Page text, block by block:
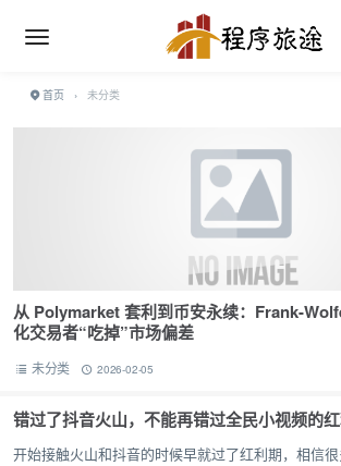
首页 › 未分类
从 Polymarket 套利到币安永续：Frank-
化交易者“吃掉”市场偏差
未分类 2026-02-05
错过了抖音火山，不能再错过全民小视频的
开始接触火山和抖音的时候早就过了红利期，相信